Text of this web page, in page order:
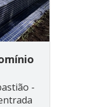
-